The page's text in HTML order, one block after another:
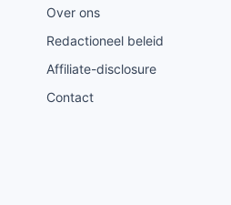
Over ons
Redactioneel beleid
Affiliate-disclosure
Contact